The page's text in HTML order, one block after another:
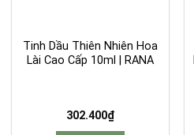
Tinh Dầu Thiên Nhiên Hoa
Lài Cao Cấp 10ml | RANA
302.400₫